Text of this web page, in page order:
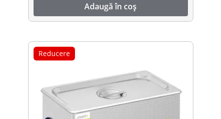
Adaugă în coș
Reducere